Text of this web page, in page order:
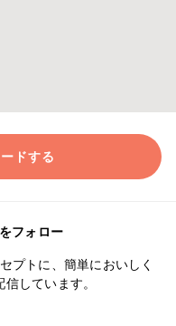
ドする
フォロー
プトに、簡単においしく
しています。